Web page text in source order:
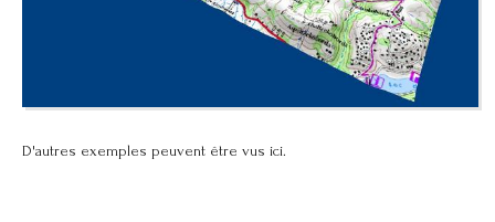
D'autres exemples peuvent être vus ici.